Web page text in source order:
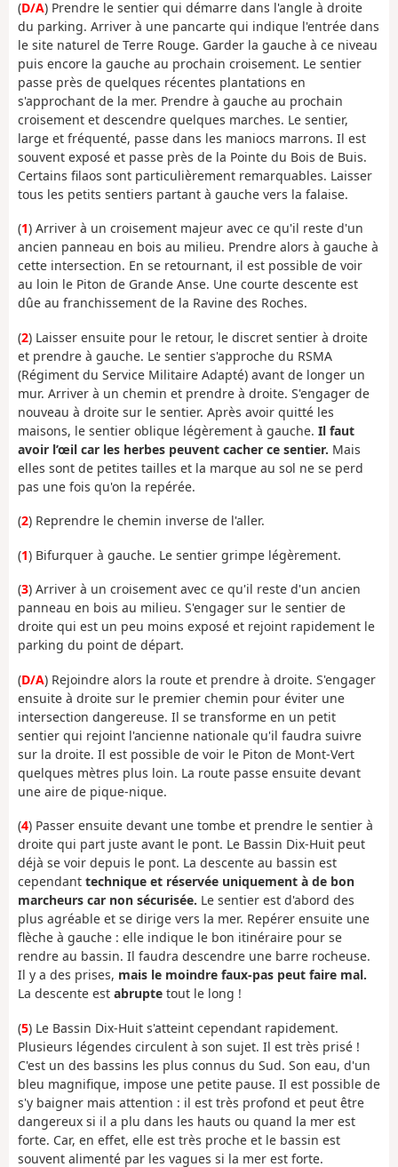
(D/A) Prendre le sentier qui démarre dans l'angle à droite
du parking. Arriver à une pancarte qui indique l'entrée dans
le site naturel de Terre Rouge. Garder la gauche à ce niveau
puis encore la gauche au prochain croisement. Le sentier
passe près de quelques récentes plantations en
s'approchant de la mer. Prendre à gauche au prochain
croisement et descendre quelques marches. Le sentier,
large et fréquenté, passe dans les maniocs marrons. Il est
souvent exposé et passe près de la Pointe du Bois de Buis.
Certains filaos sont particulièrement remarquables. Laisser
tous les petits sentiers partant à gauche vers la falaise.
(1) Arriver à un croisement majeur avec ce qu'il reste d'un
ancien panneau en bois au milieu. Prendre alors à gauche à
cette intersection. En se retournant, il est possible de voir
au loin le Piton de Grande Anse. Une courte descente est
dûe au franchissement de la Ravine des Roches.
(2) Laisser ensuite pour le retour, le discret sentier à droite
et prendre à gauche. Le sentier s'approche du RSMA
(Régiment du Service Militaire Adapté) avant de longer un
mur. Arriver à un chemin et prendre à droite. S'engager de
nouveau à droite sur le sentier. Après avoir quitté les
maisons, le sentier oblique légèrement à gauche. Il faut
avoir l’œil car les herbes peuvent cacher ce sentier. Mais
elles sont de petites tailles et la marque au sol ne se perd
pas une fois qu'on la repérée.
(2) Reprendre le chemin inverse de l'aller.
(1) Bifurquer à gauche. Le sentier grimpe légèrement.
(3) Arriver à un croisement avec ce qu'il reste d'un ancien
panneau en bois au milieu. S'engager sur le sentier de
droite qui est un peu moins exposé et rejoint rapidement le
parking du point de départ.
(D/A) Rejoindre alors la route et prendre à droite. S'engager
ensuite à droite sur le premier chemin pour éviter une
intersection dangereuse. Il se transforme en un petit
sentier qui rejoint l'ancienne nationale qu'il faudra suivre
sur la droite. Il est possible de voir le Piton de Mont-Vert
quelques mètres plus loin. La route passe ensuite devant
une aire de pique-nique.
(4) Passer ensuite devant une tombe et prendre le sentier à
droite qui part juste avant le pont. Le Bassin Dix-Huit peut
déjà se voir depuis le pont. La descente au bassin est
cependant technique et réservée uniquement à de bon
marcheurs car non sécurisée. Le sentier est d'abord des
plus agréable et se dirige vers la mer. Repérer ensuite une
flèche à gauche : elle indique le bon itinéraire pour se
rendre au bassin. Il faudra descendre une barre rocheuse.
Il y a des prises, mais le moindre faux-pas peut faire mal.
La descente est abrupte tout le long !
(5) Le Bassin Dix-Huit s'atteint cependant rapidement.
Plusieurs légendes circulent à son sujet. Il est très prisé !
C'est un des bassins les plus connus du Sud. Son eau, d'un
bleu magnifique, impose une petite pause. Il est possible de
s'y baigner mais attention : il est très profond et peut être
dangereux si il a plu dans les hauts ou quand la mer est
forte. Car, en effet, elle est très proche et le bassin est
souvent alimenté par les vagues si la mer est forte.